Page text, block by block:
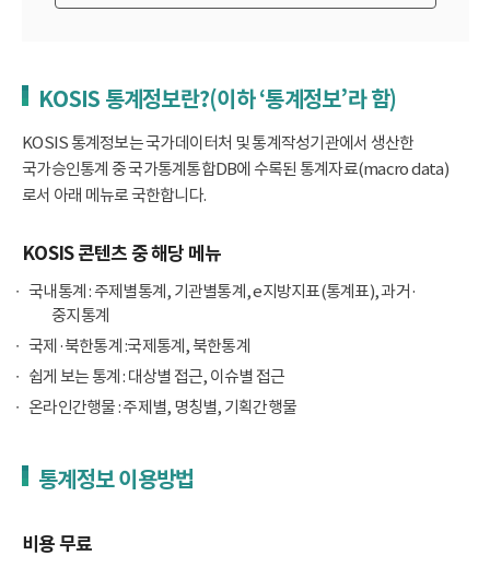
KOSIS 통계정보란?(이하 ‘통계정보’라 함)
KOSIS 통계정보는 국가데이터처 및 통계작성기관에서 생산한
국가승인통계 중 국가통계통합DB에 수록된 통계자료(macro data)
로서 아래 메뉴로 국한합니다.
KOSIS 콘텐츠 중 해당 메뉴
국내통계 : 주제별통계, 기관별통계, e지방지표(통계표), 과거·
중지통계
국제·북한통계 :국제통계, 북한통계
쉽게 보는 통계 : 대상별 접근, 이슈별 접근
온라인간행물 : 주제별, 명칭별, 기획간행물
통계정보 이용방법
비용 무료